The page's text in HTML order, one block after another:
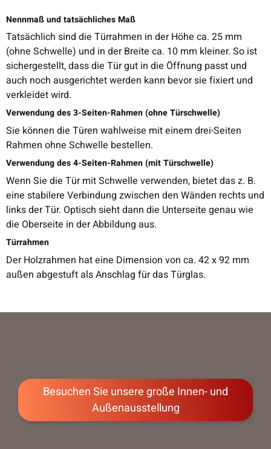
Nennmaß und tatsächliches Maß
Tatsächlich sind die Türrahmen in der Höhe ca. 25 mm
(ohne Schwelle) und in der Breite ca. 10 mm kleiner. So ist
sichergestellt, dass die Tür gut in die Öffnung passt und
auch noch ausgerichtet werden kann bevor sie fixiert und
verkleidet wird.
Verwendung des 3-Seiten-Rahmen (ohne Türschwelle)
Sie können die Türen wahlweise mit einem drei-Seiten
Rahmen ohne Schwelle bestellen.
Verwendung des 4-Seiten-Rahmen (mit Türschwelle)
Wenn Sie die Tür mit Schwelle verwenden, bietet das z. B.
eine stabilere Verbindung zwischen den Wänden rechts und
links der Tür. Optisch sieht dann die Unterseite genau wie
die Oberseite in der Abbildung aus.
Türrahmen
Der Holzrahmen hat eine Dimension von ca. 42 x 92 mm
außen abgestuft als Anschlag für das Türglas.
Besuchen Sie unsere große Innen- und
Außenausstellung